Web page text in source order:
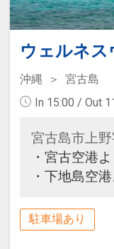
ウェルネ
沖縄
宮古島
In 15:00 / Out
宮古島市上
・宮古空港
・下地島空
駐車場あり